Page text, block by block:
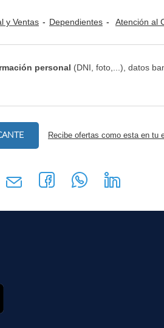
y Ventas Dependientes Atención al
personal (DNI, foto,...), datos
Recibe ofertas como esta en tu